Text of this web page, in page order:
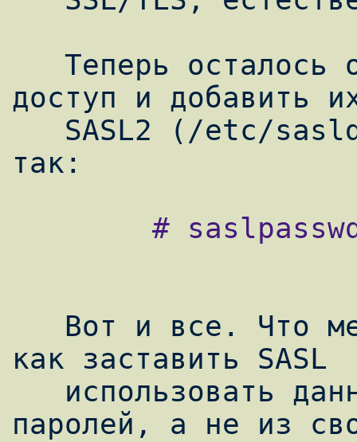
доступ и добавить
как заставить SASL
паролей, а не из